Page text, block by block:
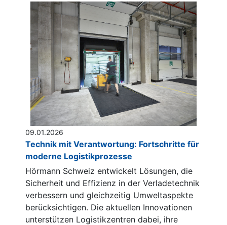
09.01.2026
Technik mit Verantwortung: Fortschritte für
moderne Logistikprozesse
Hörmann Schweiz entwickelt Lösungen, die
Sicherheit und Effizienz in der Verladetechnik
verbessern und gleichzeitig Umweltaspekte
berücksichtigen. Die aktuellen Innovationen
unterstützen Logistikzentren dabei, ihre